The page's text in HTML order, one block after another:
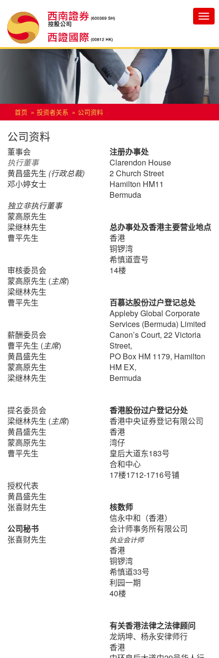
Toggle
首页 投资者关系 公司资料
公司资料
董事会
执行董事
黄昌盛先生 (行政总裁)
邓小婷女士
独立非执行董事
蒙高原先生
梁继林先生
曹平先生
审核委员会
蒙高原先生 (主席)
梁继林先生
曹平先生
薪酬委员会
曹平先生 (主席)
黄昌盛先生
蒙高原先生
梁继林先生
提名委员会
梁继林先生 (主席)
黄昌盛先生
蒙高原先生
曹平先生
授权代表
黄昌盛先生
张喜财先生
公司秘书
​张喜财先生
注册办事处
Clarendon House
2 Church Street
Hamilton HM11
Bermuda
总办事处及香港主要营业地点
香港
铜锣湾
希慎道壹号
14楼
百慕达股份过户登记总处
Appleby Global Corporate
Services (Bermuda) Limited
Canon’s Court, 22 Victoria
Street,
PO Box HM 1179, Hamilton
HM EX,
Bermuda
香港股份过户登记分处
香港中央证券登记有限公司
香港
湾仔
皇后大道东183号
合和中心
17楼1712-1716号铺
核数师
信永中和（香港）
会计师事务所有限公司
执业会计师
香港
铜锣湾
希慎道33号
利园一期
40楼
有关香港法律之法律顾问
龙炳坤、杨永安律师行
香港